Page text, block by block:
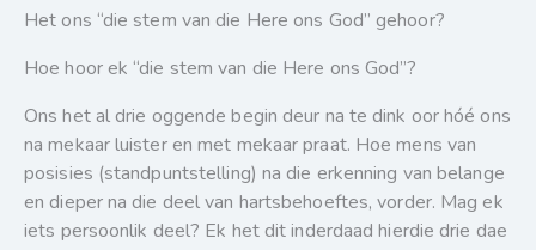
Het ons “die stem van die Here ons God” gehoor?
Hoe hoor ek “die stem van die Here ons God”?
Ons het al drie oggende begin deur na te dink oor hóé ons
na mekaar luister en met mekaar praat. Hoe mens van
posisies (standpuntstelling) na die erkenning van belange
en dieper na die deel van hartsbehoeftes, vorder. Mag ek
iets persoonlik deel? Ek het dit inderdaad hierdie drie dae